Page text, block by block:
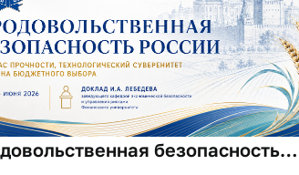
безопасность